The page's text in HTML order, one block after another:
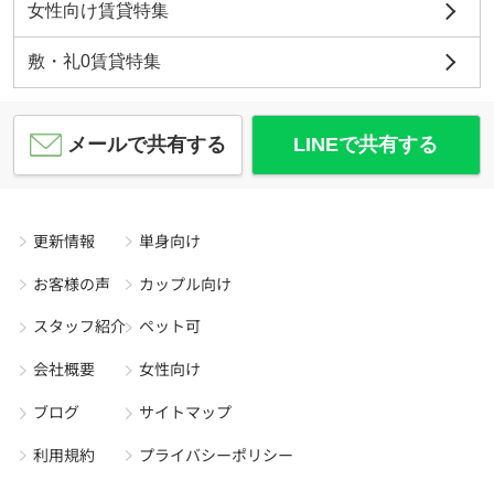
女性向け賃貸特集
敷・礼0賃貸特集
メールで共有する LINEで共有する
更新情報
お客様の声
スタッフ紹介
会社概要
ブログ
利用規約
単身向け
カップル向け
ペット可
女性向け
サイトマップ
プライバシーポリシー